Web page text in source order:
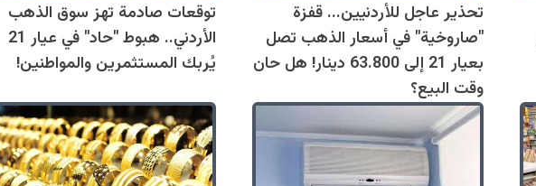
تحذير عاجل للأردنيين... قفزة
"صاروخية" في أسعار الذهب تصل
بعيار 21 إلى 63.800 دينار! هل حان
وقت البيع؟
توقعات صادمة تهز سوق الذهب
الأردني.. هبوط "حاد" في عيار 21
يُربك المستثمرين والمواطنين!